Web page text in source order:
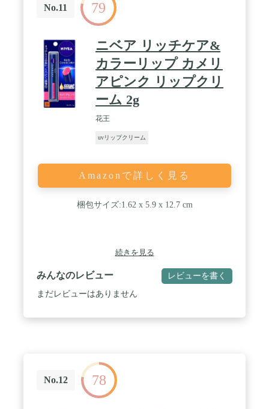
No.11 79
ニベア リッチケア&
カラーリップ カメリ
アピンク リップクリ
ーム 2g
花王
uvリップクリーム
Amazonで詳しく見る
梱包サイズ:1.62 x 5.9 x 12.7 cm
続きを見る
みんなのレビュー レビューを書く
まだレビューはありません
No.12 78